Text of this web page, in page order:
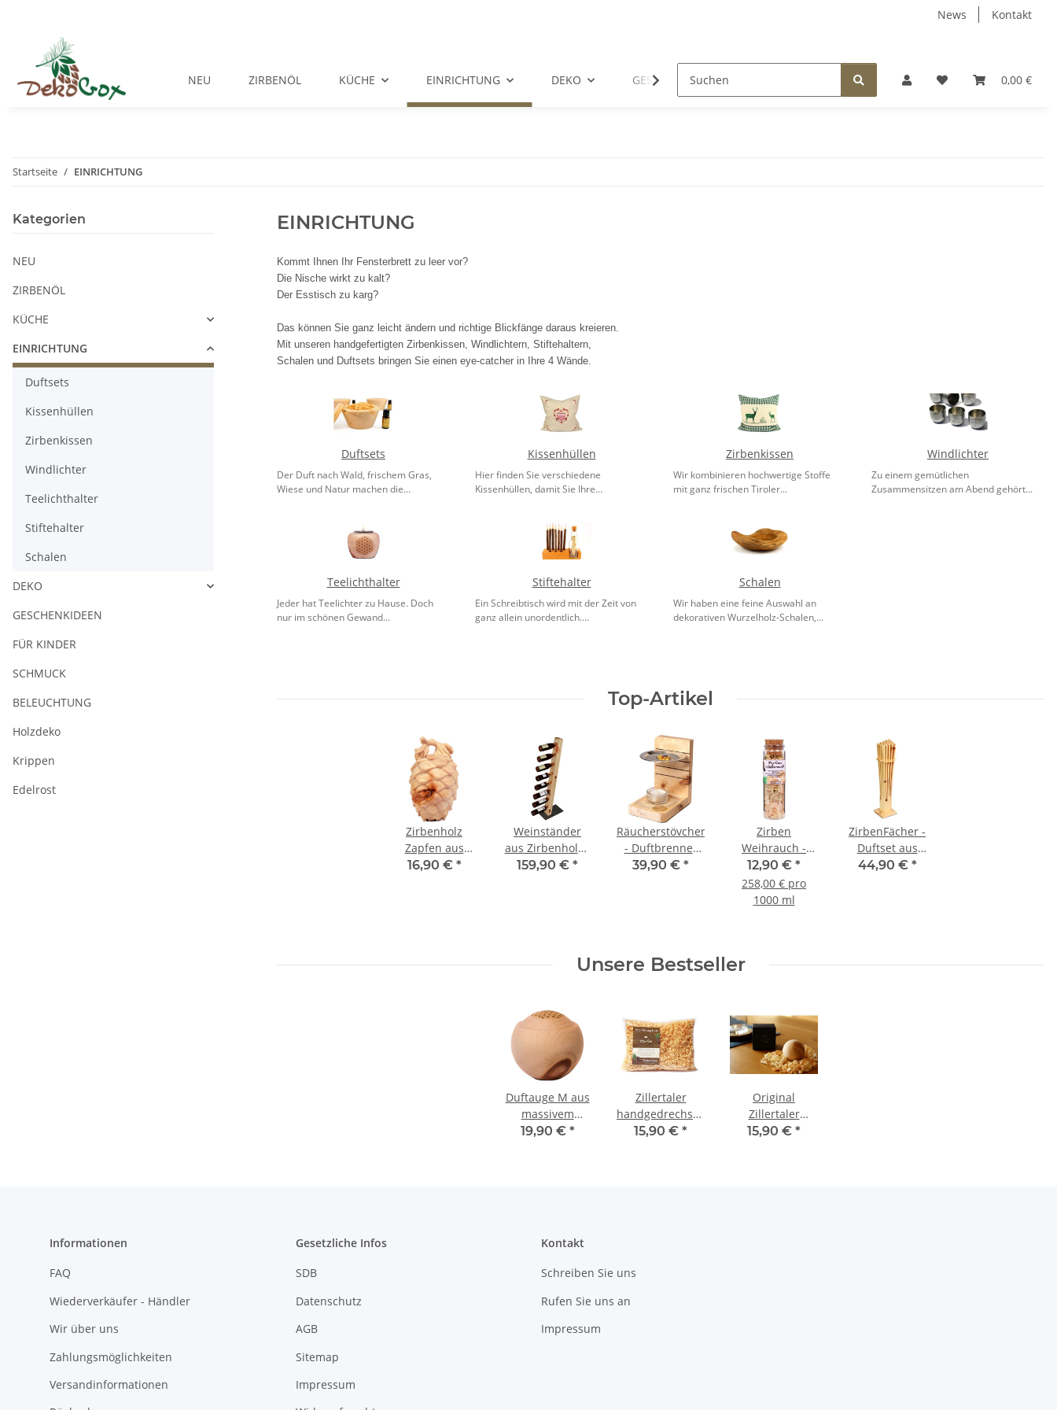
News Kontakt
0,00 €
NEU ZIRBENÖL KÜCHE EINRICHTUNG DEKO GESCHENKIDEEN SCHMUCK BELEUCHTUNG
Startseite EINRICHTUNG
EINRICHTUNG
Kommt Ihnen Ihr Fensterbrett zu leer vor?
Die Nische wirkt zu kalt?
Der Esstisch zu karg?
Das können Sie ganz leicht ändern und richtige Blickfänge daraus kreieren.
Mit unseren handgefertigten Zirbenkissen, Windlichtern, Stiftehaltern,
Schalen und Duftsets bringen Sie einen eye-catcher in Ihre 4 Wände.
Duftsets
Der Duft nach Wald, frischem Gras,
Wiese und Natur machen die...
Kissenhüllen
Hier finden Sie verschiedene
Kissenhüllen, damit Sie Ihre...
Zirbenkissen
Wir kombinieren hochwertige Stoffe
mit ganz frischen Tiroler...
Windlichter
Zu einem gemütlichen
Zusammensitzen am Abend gehört...
Teelichthalter
Jeder hat Teelichter zu Hause. Doch
nur im schönen Gewand...
Stiftehalter
Ein Schreibtisch wird mit der Zeit von
ganz allein unordentlich....
Schalen
Wir haben eine feine Auswahl an
dekorativen Wurzelholz-Schalen,...
Top-Artikel
Zirbenholz
Zapfen aus
Tiroler Zirbe
16,90 € *
Weinständer
aus Zirbenholz -
für 8 Flaschen -
159,90 € *
Räucherstövchen
- Duftbrenner
aus Zirbenholz -
39,90 € *
Zirben
Weihrauch -
Premium
Weihrauch mit
Zirbennadeln
12,90 € *
258,00 € pro
1000 ml
ZirbenFächer -
Duftset aus
Zirbenholz XL -
44,90 € *
Unsere Bestseller
Duftauge M aus
massivem
Zirbenholz -
19,90 € *
Zillertaler
handgedrechselte
Zirbenspäne
15,90 € *
Original
Zillertaler
Zirbenkugel -
15,90 € *
Kategorien
NEU
ZIRBENÖL
KÜCHE
EINRICHTUNG
Duftsets
Kissenhüllen
Zirbenkissen
Windlichter
Teelichthalter
Stiftehalter
Schalen
DEKO
GESCHENKIDEEN
FÜR KINDER
SCHMUCK
BELEUCHTUNG
Holzdeko
Krippen
Edelrost
Informationen
FAQ
Wiederverkäufer - Händler
Wir über uns
Zahlungsmöglichkeiten
Versandinformationen
Gesetzliche Infos
SDB
Datenschutz
AGB
Sitemap
Impressum
Kontakt
Schreiben Sie uns
Rufen Sie uns an
Impressum